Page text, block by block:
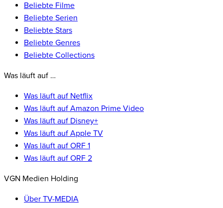
Beliebte Filme
Beliebte Serien
Beliebte Stars
Beliebte Genres
Beliebte Collections
Was läuft auf …
Was läuft auf Netflix
Was läuft auf Amazon Prime Video
Was läuft auf Disney+
Was läuft auf Apple TV
Was läuft auf ORF 1
Was läuft auf ORF 2
VGN Medien Holding
Über TV-MEDIA